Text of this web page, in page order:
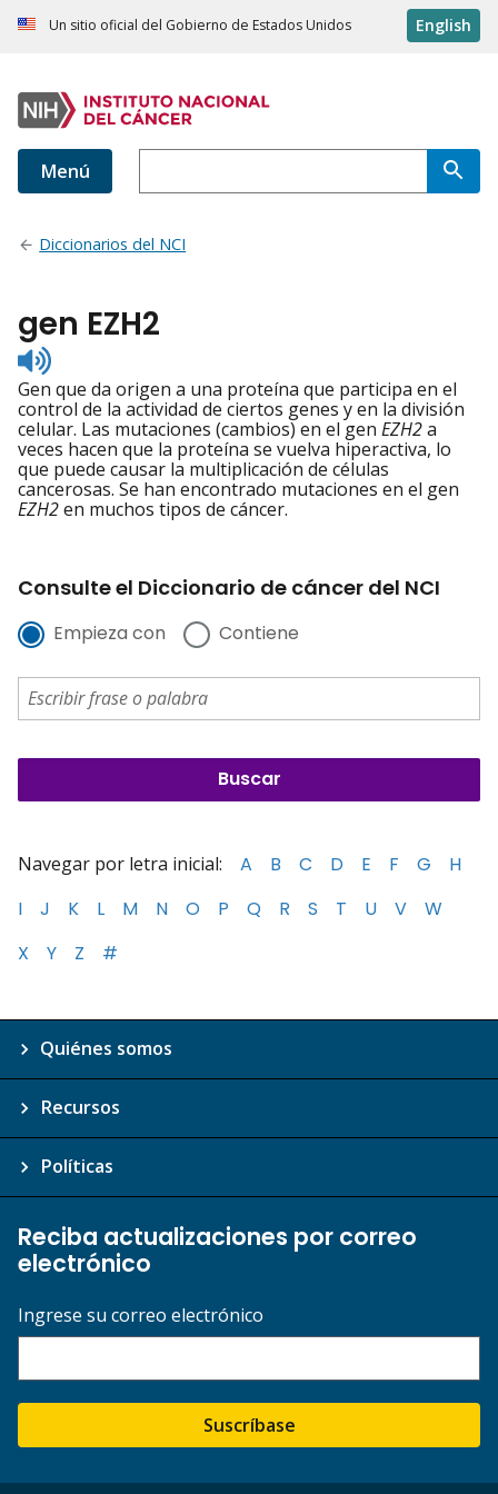
Un sitio oficial del Gobierno de Estados Unidos English
Menú
Diccionarios del NCI
gen EZH2
Listen
to
pronunciation
Gen que da origen a una proteína que participa en el
control de la actividad de ciertos genes y en la división
celular. Las mutaciones (cambios) en el gen EZH2a
veces hacen que la proteína se vuelva hiperactiva, lo
que puede causar la multiplicación de células
cancerosas. Se han encontrado mutaciones en el gen
EZH2en muchos tipos de cáncer.
Consulte el Diccionario de cáncer del NCI
Empieza con Contiene
Navegar por letra inicial: A B C D E F G
H
I
J K L M N O P Q R S T U V
W
X
Y Z #
Quiénes somos
Recursos
Políticas
Reciba actualizaciones por correo
electrónico
Ingrese su correo electrónico
Suscríbase